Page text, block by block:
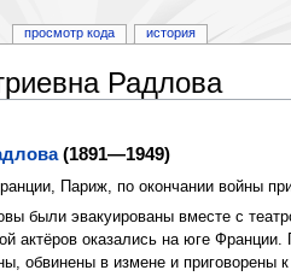
Радлова
(1891—1949)
Париж, по окончании войны
были эвакуированы вместе с
актёров оказались на юге
обвинены в измене и приговорены
просмотр кода история